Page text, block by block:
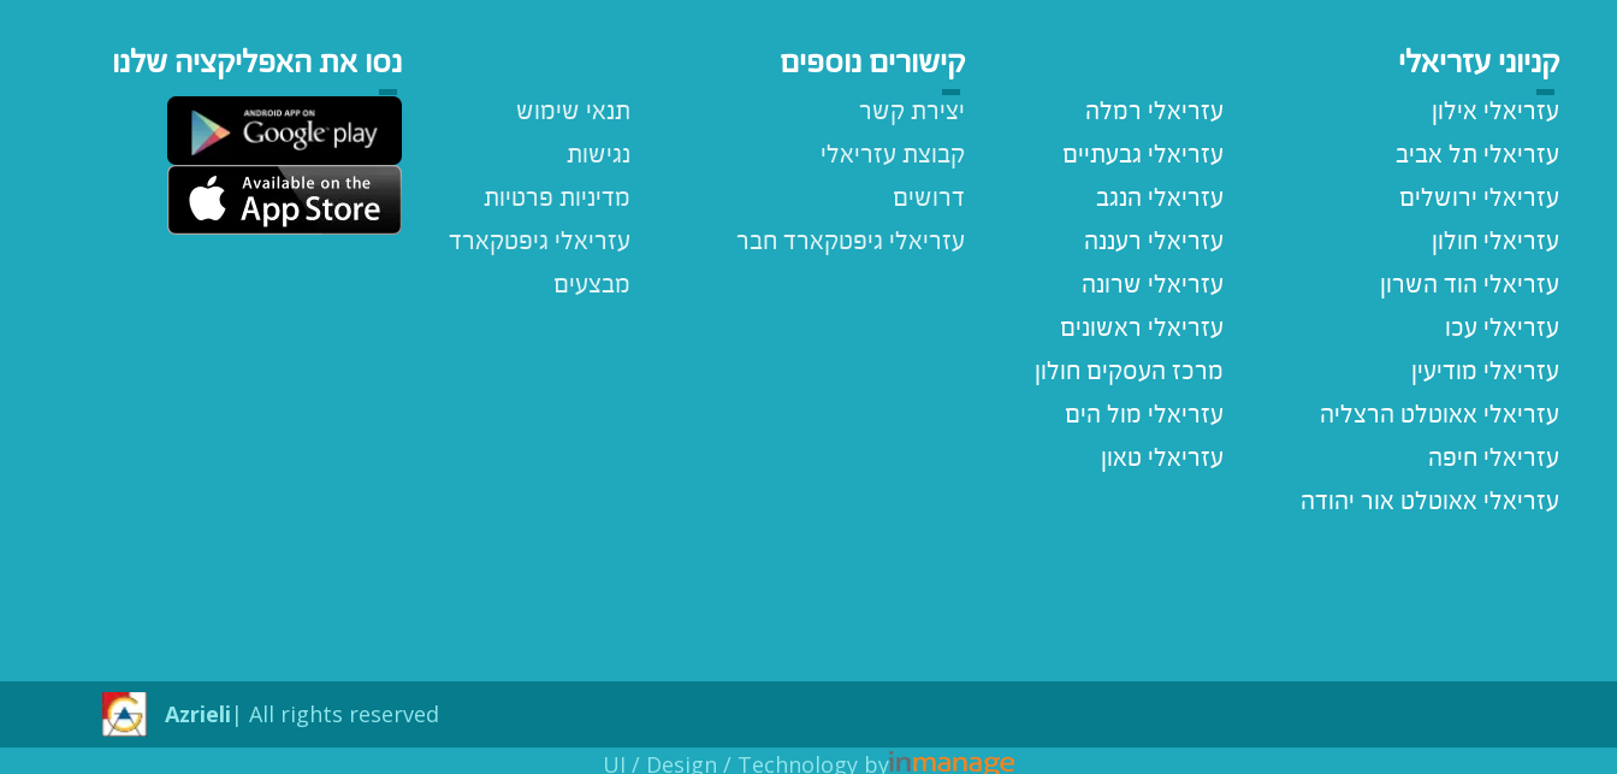
קניוני עזריאלי
עזריאלי אילון
עזריאלי תל אביב
עזריאלי ירושלים
עזריאלי חולון
עזריאלי הוד השרון
עזריאלי עכו
עזריאלי מודיעין
עזריאלי אאוטלט הרצליה
עזריאלי חיפה
עזריאלי אאוטלט אור יהודה
עזריאלי רמלה
עזריאלי גבעתיים
עזריאלי הנגב
עזריאלי רעננה
עזריאלי שרונה
עזריאלי ראשונים
מרכז העסקים חולון
עזריאלי מול הים
עזריאלי טאון
קישורים נוספים
תנאי שימוש
נגישות
מדיניות פרטיות
עזריאלי גיפטקארד
מבצעים
יצירת קשר
קבוצת עזריאלי
דרושים
נסו את האפליקציה שלנו
All rights reserved |
Azrieli
UI / Design / Technology by